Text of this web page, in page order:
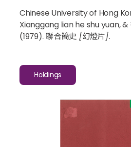
Chinese University of Hong
Xianggang lian he shu yuan, &
(1979). 聯合簡史 [幻燈片].
Holdings